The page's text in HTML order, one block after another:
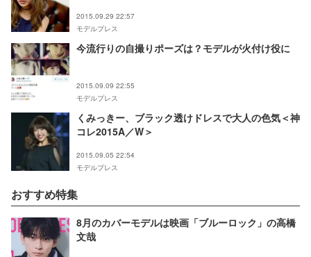
2015.09.29 22:57
モデルプレス
今流行りの自撮りポーズは？モデルが火付け役に
2015.09.09 22:55
モデルプレス
くみっきー、ブラック透けドレスで大人の色気＜神
コレ2015A／W＞
2015.09.05 22:54
モデルプレス
おすすめ特集
8月のカバーモデルは映画「ブルーロック」の高橋
文哉